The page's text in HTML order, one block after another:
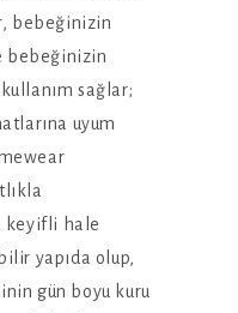
bebeğinizin
bebeğinizin
sağlar;
uyum
keyifli hale
yapıda olup,
gün boyu kuru